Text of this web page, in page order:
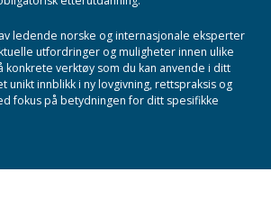
ledende norske og internasjonale eksperter
utfordringer og muligheter innen ulike
konkrete verktøy som du kan anvende i ditt
unikt innblikk i ny lovgivning, rettspraksis og
fokus på betydningen for ditt spesifikke